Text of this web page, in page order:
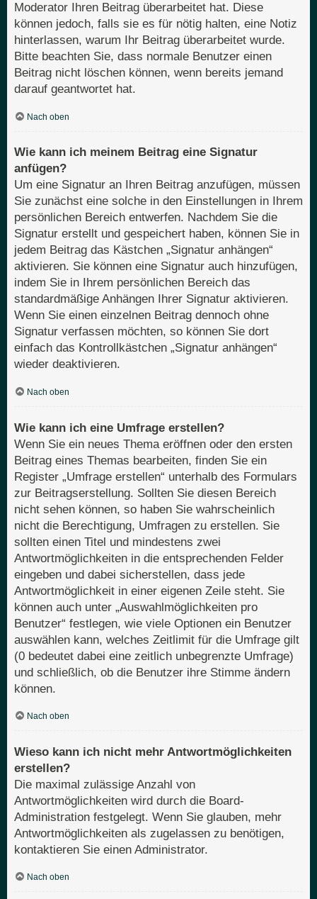
Moderator Ihren Beitrag überarbeitet hat. Diese
können jedoch, falls sie es für nötig halten, eine Notiz
hinterlassen, warum Ihr Beitrag überarbeitet wurde.
Bitte beachten Sie, dass normale Benutzer einen
Beitrag nicht löschen können, wenn bereits jemand
darauf geantwortet hat.
Nach oben
Wie kann ich meinem Beitrag eine Signatur
anfügen?
Um eine Signatur an Ihren Beitrag anzufügen, müssen
Sie zunächst eine solche in den Einstellungen in Ihrem
persönlichen Bereich entwerfen. Nachdem Sie die
Signatur erstellt und gespeichert haben, können Sie in
jedem Beitrag das Kästchen „Signatur anhängen“
aktivieren. Sie können eine Signatur auch hinzufügen,
indem Sie in Ihrem persönlichen Bereich das
standardmäßige Anhängen Ihrer Signatur aktivieren.
Wenn Sie einen einzelnen Beitrag dennoch ohne
Signatur verfassen möchten, so können Sie dort
einfach das Kontrollkästchen „Signatur anhängen“
wieder deaktivieren.
Nach oben
Wie kann ich eine Umfrage erstellen?
Wenn Sie ein neues Thema eröffnen oder den ersten
Beitrag eines Themas bearbeiten, finden Sie ein
Register „Umfrage erstellen“ unterhalb des Formulars
zur Beitragserstellung. Sollten Sie diesen Bereich
nicht sehen können, so haben Sie wahrscheinlich
nicht die Berechtigung, Umfragen zu erstellen. Sie
sollten einen Titel und mindestens zwei
Antwortmöglichkeiten in die entsprechenden Felder
eingeben und dabei sicherstellen, dass jede
Antwortmöglichkeit in einer eigenen Zeile steht. Sie
können auch unter „Auswahlmöglichkeiten pro
Benutzer“ festlegen, wie viele Optionen ein Benutzer
auswählen kann, welches Zeitlimit für die Umfrage gilt
(0 bedeutet dabei eine zeitlich unbegrenzte Umfrage)
und schließlich, ob die Benutzer ihre Stimme ändern
können.
Nach oben
Wieso kann ich nicht mehr Antwortmöglichkeiten
erstellen?
Die maximal zulässige Anzahl von
Antwortmöglichkeiten wird durch die Board-
Administration festgelegt. Wenn Sie glauben, mehr
Antwortmöglichkeiten als zugelassen zu benötigen,
kontaktieren Sie einen Administrator.
Nach oben